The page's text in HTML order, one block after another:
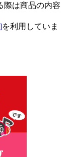
際は商品の内容
を利用していま